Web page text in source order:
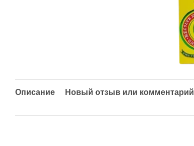
Описание Новый отзыв или комментарий